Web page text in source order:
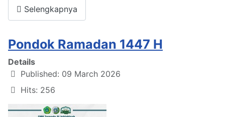
Selengkapnya
Pondok Ramadan 1447 H
Details
Published: 09 March 2026
Hits: 256